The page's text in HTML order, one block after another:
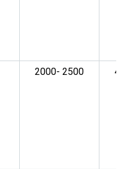
2000- 2500